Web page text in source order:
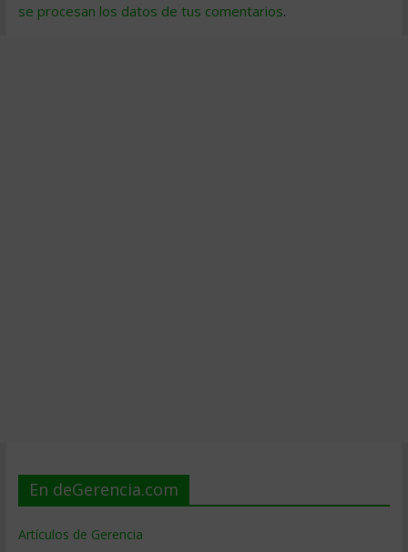
se procesan los datos de tus comentarios.
En deGerencia.com
Artículos de Gerencia